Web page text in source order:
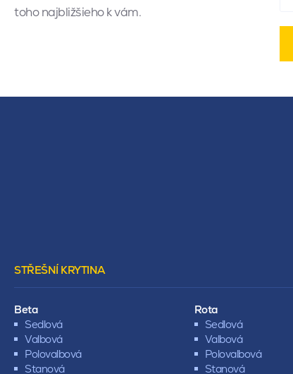
toho najbližšieho k vám.
STŘEŠNÍ KRYTINA
Beta
Sedlová
Valbová
Polovalbová
Stanová
Rota
Sedlová
Valbová
Polovalbová
Stanová